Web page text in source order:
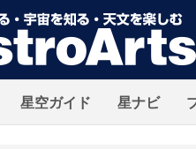
星空ガイド 星ナビ